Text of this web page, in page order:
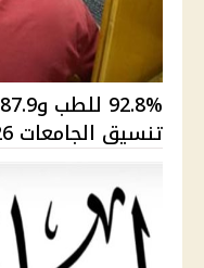
تنسيق الجامعات 2026 وأماكن المرحلة ...